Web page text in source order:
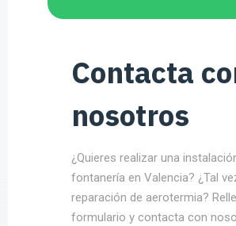
Contacta
nosotros
¿Quieres realizar una
fontanería en Valencia? ¿Tal
reparación de aerotermia?
formulario y contacta con